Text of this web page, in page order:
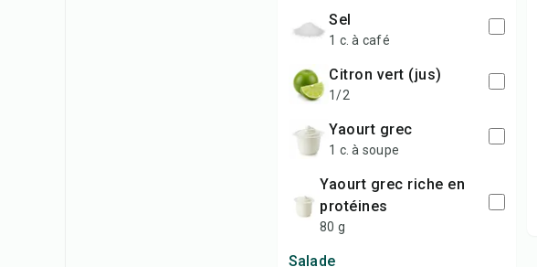
sel
1 c. à café
citron vert (jus)
1/2
yaourt grec
1 c. à soupe
yaourt grec riche en
protéines
80 g
Salade